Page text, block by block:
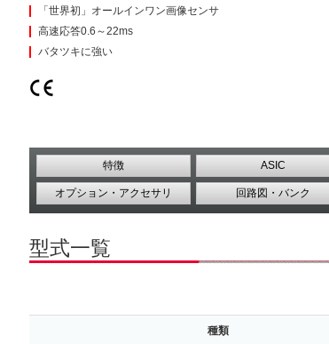
「世界初」オールインワン画像センサ
高速応答0.6～22ms
バタツキに強い
特徴 ASIC
オプション・アクセサリ 回路図・バンク
型式一覧
種類